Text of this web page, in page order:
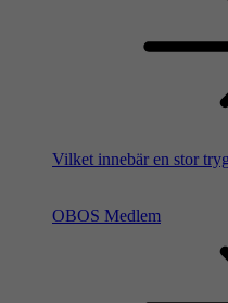
Vilket innebär en stor
OBOS Medlem